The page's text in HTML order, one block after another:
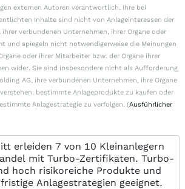
externen Autoren verantwortlich. Ihre bei
Inhalte sind nicht von Anlageinteressen der
verbundenen Unternehmen, ihrer Organe oder
und spiegeln nicht notwendigerweise die Meinungen
oder ihrer Mitarbeiter bzw. der Organe ihrer
wider. Sie sind insbesondere nicht als Aufforderung
AG, ihre verbundenen Unternehmen, ihre Organe
bestimmte Anlageprodukte zu kaufen oder
Anlagestrategie zu verfolgen. (Ausführlicher
erleiden 7 von 10 Kleinanlegern
mit Turbo-Zertifikaten. Turbo-
hoch risikoreiche Produkte und
Anlagestrategien geeignet.